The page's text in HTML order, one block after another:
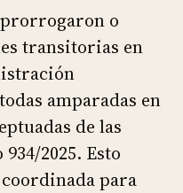
o
transitorias en
amparadas en
de las
2025. Esto
para